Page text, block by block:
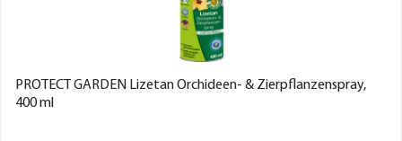
PROTECT GARDEN Lizetan Orchideen- & Zierpflanzenspray,
400 ml